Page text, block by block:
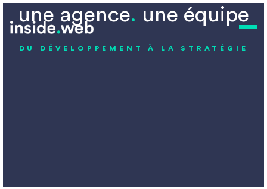
une agence. une équipe
DU DÉVELOPPEMENT À LA STRATÉGIE